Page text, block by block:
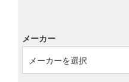
メーカー